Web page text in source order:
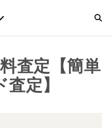
査定【簡単
定】